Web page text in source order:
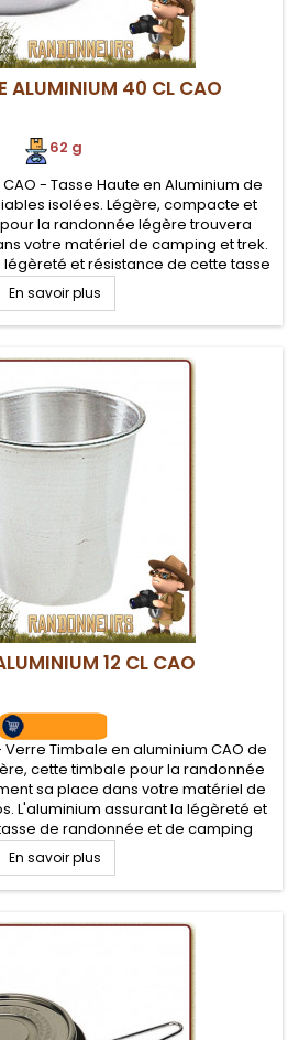
ALUMINIUM 40 CL CAO
62 g
CAO - Tasse Haute en Aluminium de
isolées. Légère, compacte et
la randonnée légère trouvera
votre matériel de camping et trek.
légèreté et résistance de cette tasse
et camping
En savoir plus
12 CL CAO
- Verre Timbale en aluminium CAO de
cette timbale pour la randonnée
sa place dans votre matériel de
L'aluminium assurant la légèreté et
de randonnée et de camping
En savoir plus